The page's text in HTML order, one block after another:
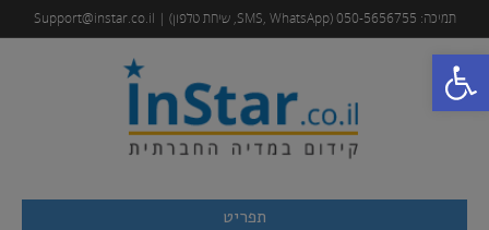
פתח סרגל נגישות
תמיכה: 050-5656755 (SMS, WhatsApp, שיחת טלפון) | Support@instar.co.il
תפריט